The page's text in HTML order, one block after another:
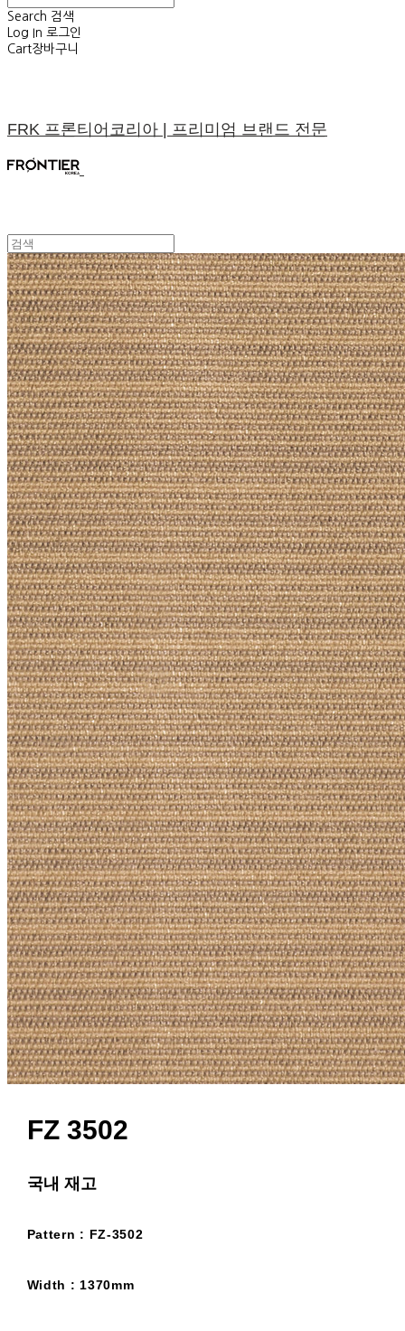
Search 검색
Log In 로그인
Cart장바구니
FRK 프론티어코리아 | 프리미엄 브랜드 전문
FZ 3502
국내 재고
Pattern : FZ-3502
Width : 1370mm